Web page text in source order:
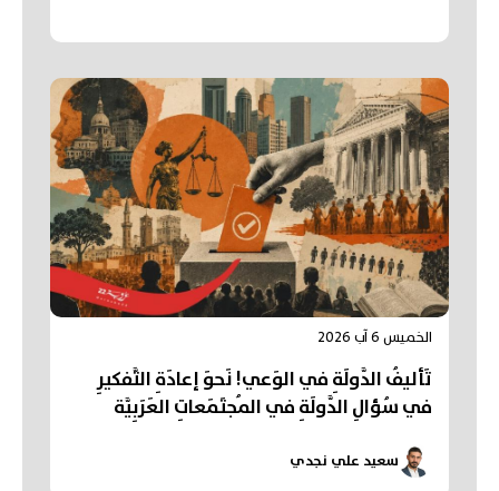
الخميس 6 آب 2026
تَأليفُ الدَّولَةِ في الوَعي! نَحوَ إعادَةِ التَّفكيرِ
في سُؤالِ الدَّولَةِ في المُجتَمَعاتِ العَرَبِيَّة
سعيد علي نجدي